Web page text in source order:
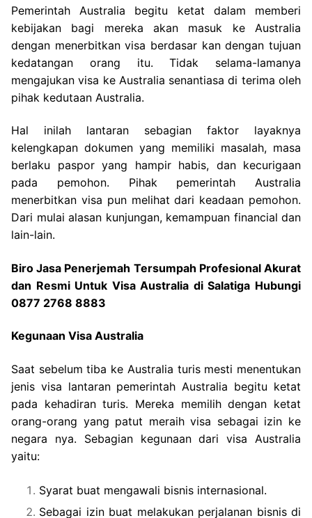
Pemerintah Australia begitu ketat dalam memberi
kebijakan bagi mereka akan masuk ke Australia
dengan menerbitkan visa berdasar kan dengan tujuan
kedatangan orang itu. Tidak selama-lamanya
mengajukan visa ke Australia senantiasa di terima oleh
pihak kedutaan Australia.
Hal inilah lantaran sebagian faktor layaknya
kelengkapan dokumen yang memiliki masalah, masa
berlaku paspor yang hampir habis, dan kecurigaan
pada pemohon. Pihak pemerintah Australia
menerbitkan visa pun melihat dari keadaan pemohon.
Dari mulai alasan kunjungan, kemampuan financial dan
lain-lain.
Biro Jasa Penerjemah Tersumpah Profesional Akurat
dan Resmi Untuk Visa Australia di Salatiga Hubungi
0877 2768 8883
Kegunaan Visa Australia
Saat sebelum tiba ke Australia turis mesti menentukan
jenis visa lantaran pemerintah Australia begitu ketat
pada kehadiran turis. Mereka memilih dengan ketat
orang-orang yang patut meraih visa sebagai izin ke
negara nya. Sebagian kegunaan dari visa Australia
yaitu:
Syarat buat mengawali bisnis internasional.
Sebagai izin buat melakukan perjalanan bisnis di